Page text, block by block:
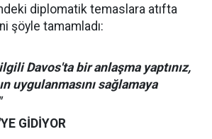
diplomatik temaslara atıfta
şöyle tamamladı:
Davos'ta bir anlaşma yaptınız,
uygulanmasını sağlamaya
GİDİYOR